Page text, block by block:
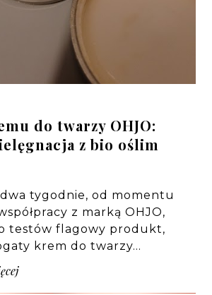
do twarzy OHJO:
z bio oślim
dwa tygodnie, od momentu
z marką OHJO,
testów flagowy produkt,
krem do twarzy…